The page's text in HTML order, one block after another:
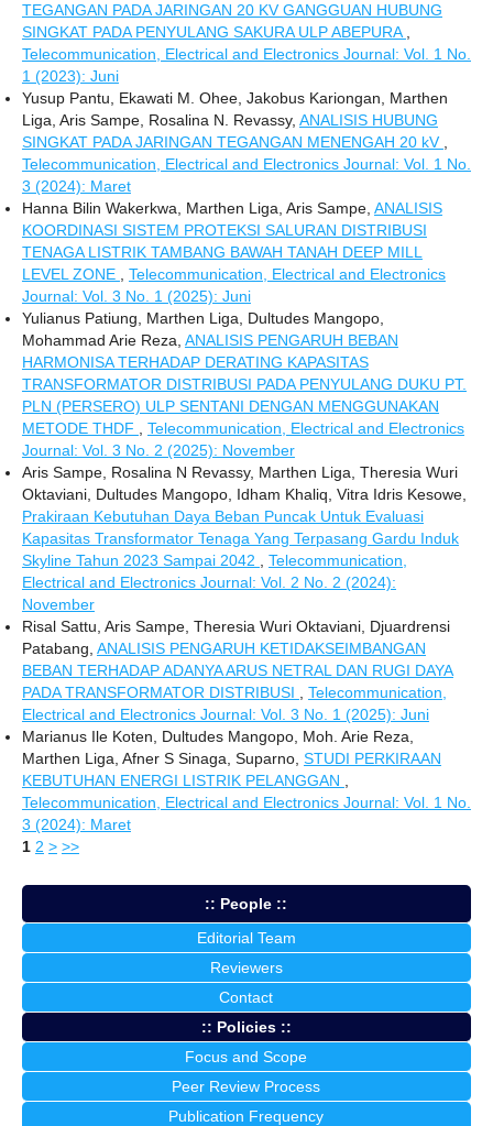
TEGANGAN PADA JARINGAN 20 KV GANGGUAN HUBUNG
SINGKAT PADA PENYULANG SAKURA ULP ABEPURA
Telecommunication, Electrical and Electronics Journal: Vol. 1 No.
1 (2023): Juni
Yusup Pantu, Ekawati M. Ohee, Jakobus Kariongan, Marthen
Liga, Aris Sampe, Rosalina N. Revassy, ANALISIS HUBUNG
SINGKAT PADA JARINGAN TEGANGAN MENENGAH 20 kV
Telecommunication, Electrical and Electronics Journal: Vol. 1 No.
3 (2024): Maret
Hanna Bilin Wakerkwa, Marthen Liga, Aris Sampe, ANALISIS
KOORDINASI SISTEM PROTEKSI SALURAN DISTRIBUSI
TENAGA LISTRIK TAMBANG BAWAH TANAH DEEP MILL
LEVEL ZONE
Telecommunication, Electrical and Electronics
Journal: Vol. 3 No. 1 (2025): Juni
Yulianus Patiung, Marthen Liga, Dultudes Mangopo,
Mohammad Arie Reza, ANALISIS PENGARUH BEBAN
HARMONISA TERHADAP DERATING KAPASITAS
TRANSFORMATOR DISTRIBUSI PADA PENYULANG DUKU PT.
PLN (PERSERO) ULP SENTANI DENGAN MENGGUNAKAN
METODE THDF
Telecommunication, Electrical and Electronics
Journal: Vol. 3 No. 2 (2025): November
Aris Sampe, Rosalina N Revassy, Marthen Liga, Theresia Wuri
Oktaviani, Dultudes Mangopo, Idham Khaliq, Vitra Idris Kesowe,
Prakiraan Kebutuhan Daya Beban Puncak Untuk Evaluasi
Kapasitas Transformator Tenaga Yang Terpasang Gardu Induk
Skyline Tahun 2023 Sampai 2042
Telecommunication,
Electrical and Electronics Journal: Vol. 2 No. 2 (2024):
November
Risal Sattu, Aris Sampe, Theresia Wuri Oktaviani, Djuardrensi
Patabang, ANALISIS PENGARUH KETIDAKSEIMBANGAN
BEBAN TERHADAP ADANYA ARUS NETRAL DAN RUGI DAYA
PADA TRANSFORMATOR DISTRIBUSI
Telecommunication,
Electrical and Electronics Journal: Vol. 3 No. 1 (2025): Juni
Marianus Ile Koten, Dultudes Mangopo, Moh. Arie Reza,
Marthen Liga, Afner S Sinaga, Suparno, STUDI PERKIRAAN
KEBUTUHAN ENERGI LISTRIK PELANGGAN
Telecommunication, Electrical and Electronics Journal: Vol. 1 No.
3 (2024): Maret
1 2 > >>
:: People ::
Editorial Team
Reviewers
Contact
:: Policies ::
Focus and Scope
Peer Review Process
Publication Frequency